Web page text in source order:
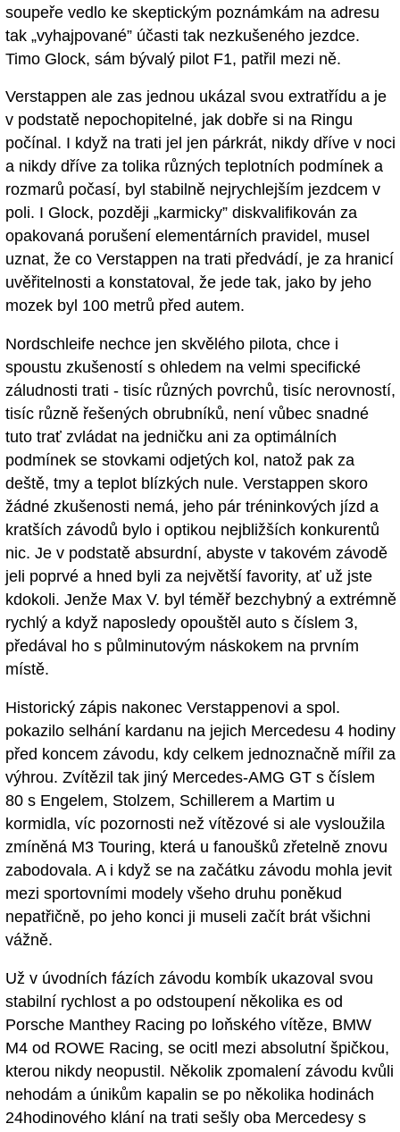
soupeře vedlo ke skeptickým poznámkám na adresu
tak „vyhajpované” účasti tak nezkušeného jezdce.
Timo Glock, sám bývalý pilot F1, patřil mezi ně.
Verstappen ale zas jednou ukázal svou extratřídu a je
v podstatě nepochopitelné, jak dobře si na Ringu
počínal. I když na trati jel jen párkrát, nikdy dříve v noci
a nikdy dříve za tolika různých teplotních podmínek a
rozmarů počasí, byl stabilně nejrychlejším jezdcem v
poli. I Glock, později „karmicky” diskvalifikován za
opakovaná porušení elementárních pravidel, musel
uznat, že co Verstappen na trati předvádí, je za hranicí
uvěřitelnosti a konstatoval, že jede tak, jako by jeho
mozek byl 100 metrů před autem.
Nordschleife nechce jen skvělého pilota, chce i
spoustu zkušeností s ohledem na velmi specifické
záludnosti trati - tisíc různých povrchů, tisíc nerovností,
tisíc různě řešených obrubníků, není vůbec snadné
tuto trať zvládat na jedničku ani za optimálních
podmínek se stovkami odjetých kol, natož pak za
deště, tmy a teplot blízkých nule. Verstappen skoro
žádné zkušenosti nemá, jeho pár tréninkových jízd a
kratších závodů bylo i optikou nejbližších konkurentů
nic. Je v podstatě absurdní, abyste v takovém závodě
jeli poprvé a hned byli za největší favority, ať už jste
kdokoli. Jenže Max V. byl téměř bezchybný a extrémně
rychlý a když naposledy opouštěl auto s číslem 3,
předával ho s půlminutovým náskokem na prvním
místě.
Historický zápis nakonec Verstappenovi a spol.
pokazilo selhání kardanu na jejich Mercedesu 4 hodiny
před koncem závodu, kdy celkem jednoznačně mířil za
výhrou. Zvítězil tak jiný Mercedes-AMG GT s číslem
80 s Engelem, Stolzem, Schillerem a Martim u
kormidla, víc pozornosti než vítězové si ale vysloužila
zmíněná M3 Touring, která u fanoušků zřetelně znovu
zabodovala. A i když se na začátku závodu mohla jevit
mezi sportovními modely všeho druhu poněkud
nepatřičně, po jeho konci ji museli začít brát všichni
vážně.
Už v úvodních fázích závodu kombík ukazoval svou
stabilní rychlost a po odstoupení několika es od
Porsche Manthey Racing po loňského vítěze, BMW
M4 od ROWE Racing, se ocitl mezi absolutní špičkou,
kterou nikdy neopustil. Několik zpomalení závodu kvůli
nehodám a únikům kapalin se po několika hodinách
24hodinového klání na trati sešly oba Mercedesy s